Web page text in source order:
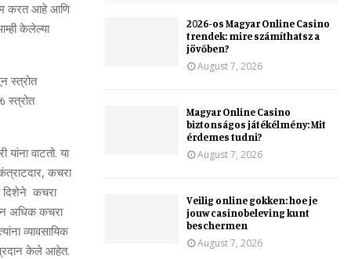
करत आहे आणि
केलेल्या
स्त्रोत
स्त्रोत
यांना वाटतो. या
, कचरा
दिशेने कचरा
अधिक कचरा
व्यावसायिक
केले आहेत.
2026-os Magyar Online Casino
trendek: mire számíthatsz a
jövőben?
August 7, 2026
Magyar Online Casino
biztonságos játékélmény: Mit
érdemes tudni?
August 7, 2026
Veilig online gokken: hoe je
jouw casinobeleving kunt
beschermen
August 7, 2026